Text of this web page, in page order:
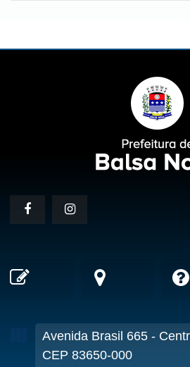
Avenida Brasil 665 -
CEP 83650-000